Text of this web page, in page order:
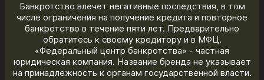
Банкротство влечет негативные последствия, в том
числе ограничения на получение кредита и повторное
банкротство в течение пяти лет. Предварительно
обратитесь к своему кредитору и в МФЦ.
«Федеральный центр банкротства» - частная
юридическая компания. Название бренда не указывает
на принадлежность к органам государственной власти.